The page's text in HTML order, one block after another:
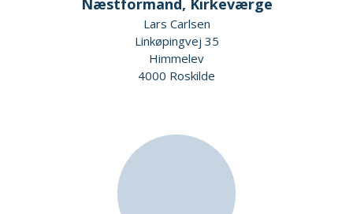
Næstformand, Kirkeværge
Lars Carlsen
Linkøpingvej 35
Himmelev
4000 Roskilde